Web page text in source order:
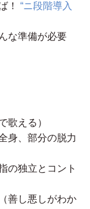
！ “ニ段階導入
な準備が必要
歌える）
身、部分の脱力
の独立とコント
善し悪しがわか